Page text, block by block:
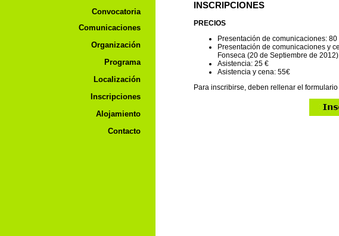
Convocatoria
Comunicaciones
Organización
Programa
Localización
Inscripciones
Alojamiento
Contacto
INSCRIPCIONES
PRECIOS
Presentación de comunicaciones: 80
Presentación de comunicaciones y
Fonseca (20 de Septiembre de
Asistencia: 25 €
Asistencia y cena: 55€
Para inscribirse, deben rellenar el